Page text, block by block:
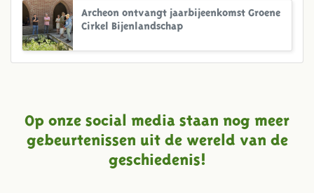
Archeon ontvangt jaarbijeenkomst Groene
Cirkel Bijenlandschap
Op onze social media staan nog meer
gebeurtenissen uit de wereld van de
geschiedenis!